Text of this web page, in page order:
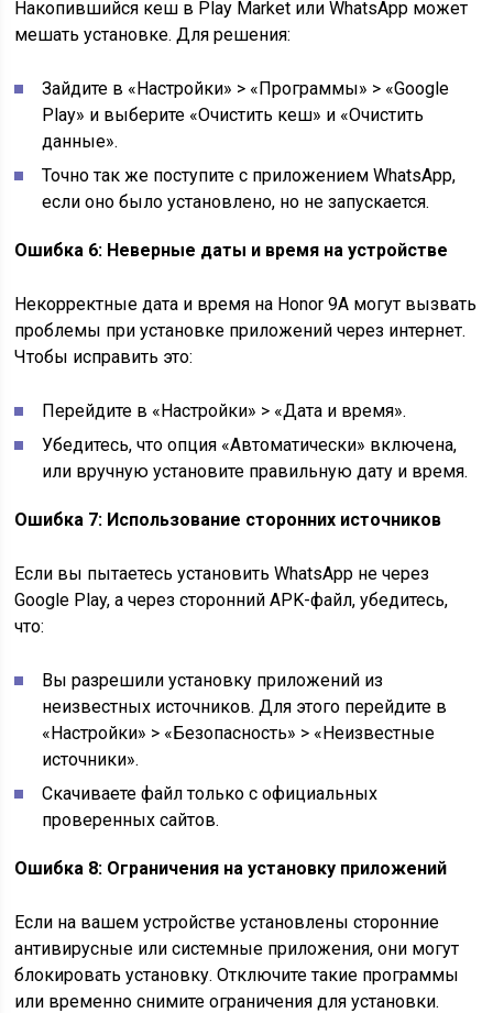
Накопившийся кеш в Play Market или WhatsApp может
мешать установке. Для решения:
Зайдите в «Настройки» > «Программы» > «Google
Play» и выберите «Очистить кеш» и «Очистить
данные».
Точно так же поступите с приложением WhatsApp,
если оно было установлено, но не запускается.
Ошибка 6: Неверные даты и время на устройстве
Некорректные дата и время на Honor 9A могут вызвать
проблемы при установке приложений через интернет.
Чтобы исправить это:
Перейдите в «Настройки» > «Дата и время».
Убедитесь, что опция «Автоматически» включена,
или вручную установите правильную дату и время.
Ошибка 7: Использование сторонних источников
Если вы пытаетесь установить WhatsApp не через
Google Play, а через сторонний APK-файл, убедитесь,
что:
Вы разрешили установку приложений из
неизвестных источников. Для этого перейдите в
«Настройки» > «Безопасность» > «Неизвестные
источники».
Скачиваете файл только с официальных
проверенных сайтов.
Ошибка 8: Ограничения на установку приложений
Если на вашем устройстве установлены сторонние
антивирусные или системные приложения, они могут
блокировать установку. Отключите такие программы
или временно снимите ограничения для установки.